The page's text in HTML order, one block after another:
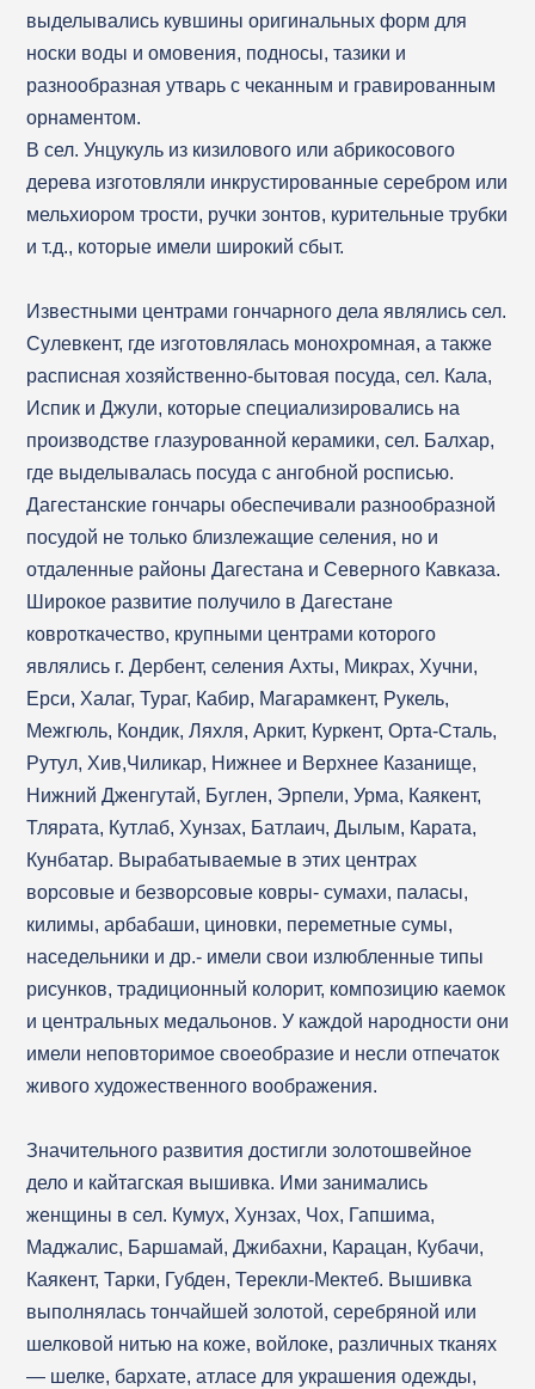
выделывались кувшины оригинальных форм для
носки воды и омовения, подносы, тазики и
разнообразная утварь с чеканным и гравированным
орнаментом.
В сел. Унцукуль из кизилового или абрикосового
дерева изготовляли инкрустированные серебром или
мельхиором трости, ручки зонтов, курительные трубки
и т.д., которые имели широкий сбыт.
Известными центрами гончарного дела являлись сел.
Сулевкент, где изготовлялась монохромная, а также
расписная хозяйственно-бытовая посуда, сел. Кала,
Испик и Джули, которые специализировались на
производстве глазурованной керамики, сел. Балхар,
где выделывалась посуда с ангобной росписью.
Дагестанские гончары обеспечивали разнообразной
посудой не только близлежащие селения, но и
отдаленные районы Дагестана и Северного Кавказа.
Широкое развитие получило в Дагестане
ковроткачество, крупными центрами которого
являлись г. Дербент, селения Ахты, Микрах, Хучни,
Ерси, Халаг, Тураг, Кабир, Магарамкент, Рукель,
Межгюль, Кондик, Ляхля, Аркит, Куркент, Орта-Сталь,
Рутул, Хив,Чиликар, Нижнее и Верхнее Казанище,
Нижний Дженгутай, Буглен, Эрпели, Урма, Каякент,
Тлярата, Кутлаб, Хунзах, Батлаич, Дылым, Карата,
Кунбатар. Вырабатываемые в этих центрах
ворсовые и безворсовые ковры- сумахи, паласы,
килимы, арбабаши, циновки, переметные сумы,
наседельники и др.- имели свои излюбленные типы
рисунков, традиционный колорит, композицию каемок
и центральных медальонов. У каждой народности они
имели неповторимое своеобразие и несли отпечаток
живого художественного воображения.
Значительного развития достигли золотошвейное
дело и кайтагская вышивка. Ими занимались
женщины в сел. Кумух, Хунзах, Чох, Гапшима,
Маджалис, Баршамай, Джибахни, Карацан, Кубачи,
Каякент, Тарки, Губден, Терекли-Мектеб. Вышивка
выполнялась тончайшей золотой, серебряной или
шелковой нитью на коже, войлоке, различных тканях
— шелке, бархате, атласе для украшения одежды,